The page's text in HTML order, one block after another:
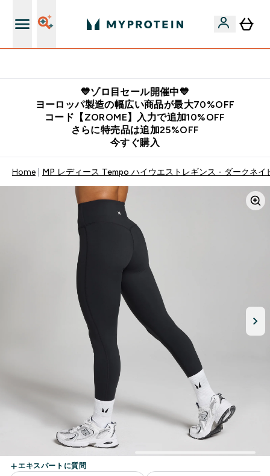
💙ゾロ目セール開催中💙
ヨーロッパ製造の幅広い商品が最大70%OFF
コード【ZOROME】入力で追加10%OFF
さらに特売品は追加25%OFF
今すぐ購入
Home MP レディース Tempo ハイウエストレギンス - ダークネイ